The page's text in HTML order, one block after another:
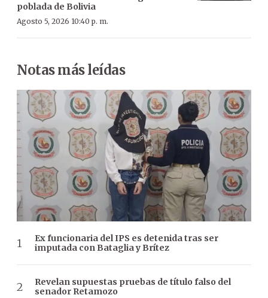
poblada de Bolivia
Agosto 5, 2026 10:40 p. m.
Notas más leídas
Ex funcionaria del IPS es detenida tras ser
imputada con Bataglia y Brítez
Revelan supuestas pruebas de título falso del
senador Retamozo